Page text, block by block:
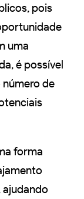
pois
uma
é possível
de
forma